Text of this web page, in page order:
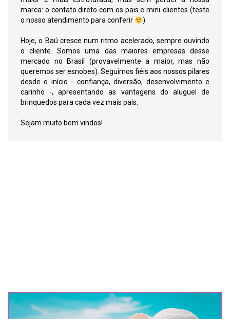
marca: o contato direto com os pais e mini-clientes (teste
o nosso atendimento para conferir
).
Hoje, o Baú cresce num ritmo acelerado, sempre ouvindo
o cliente. Somos uma das maiores empresas desse
mercado no Brasil (provavelmente a maior, mas não
queremos ser esnobes). Seguimos fiéis aos nossos pilares
desde o início - confiança, diversão, desenvolvimento e
carinho -, apresentando as vantagens do aluguel de
brinquedos para cada vez mais pais.
Sejam muito bem vindos!